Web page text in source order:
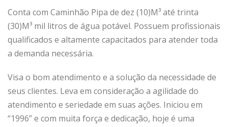
Conta com Caminhão Pipa de dez (10)M³ até trinta
(30)M³ mil litros de água potável. Possuem profissionais
qualificados e altamente capacitados para atender toda
a demanda necessária.
Visa o bom atendimento e a solução da necessidade de
seus clientes. Leva em consideração a agilidade do
atendimento e seriedade em suas ações. Iniciou em
“1996” e com muita força e dedicação, hoje é uma